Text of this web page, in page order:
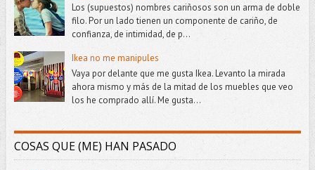
Los (supuestos) nombres cariñosos son un arma de doble
filo. Por un lado tienen un componente de cariño, de
confianza, de intimidad, de p...
Ikea no me manipules
Vaya por delante que me gusta Ikea. Levanto la mirada
ahora mismo y más de la mitad de los muebles que veo
los he comprado allí. Me gusta...
COSAS QUE (ME) HAN PASADO